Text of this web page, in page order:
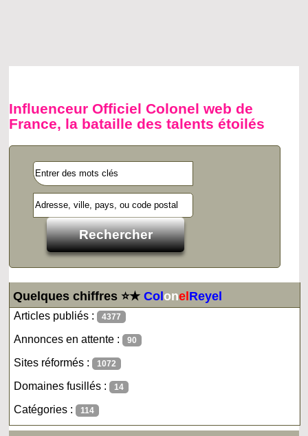
Influenceur Officiel Colonel web de
France, la bataille des talents étoilés
Quelques chiffres ⭐★ColonelReyel
Articles publiés : 4377
Annonces en attente : 90
Sites réformés : 1072
Domaines fusillés : 14
Catégories : 114